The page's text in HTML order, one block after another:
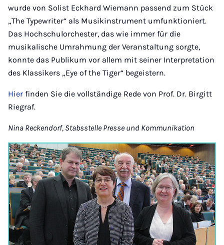
wurde von Solist Eckhard Wiemann passend zum Stück
„The Typewriter“ als Musikinstrument umfunktioniert.
Das Hochschulorchester, das wie immer für die
musikalische Umrahmung der Veranstaltung sorgte,
konnte das Publikum vor allem mit seiner Interpretation
des Klassikers „Eye of the Tiger“ begeistern.
Hier finden Sie die vollständige Rede von Prof. Dr. Birgitt
Riegraf.
Nina Reckendorf, Stabsstelle Presse und Kommunikation